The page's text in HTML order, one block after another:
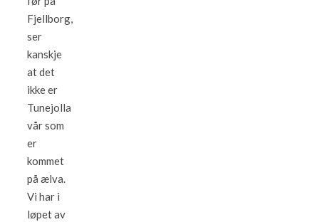
Fjellborg,
ser
kanskje
at det
ikke er
Tunejolla
vår som
er
kommet
på ælva.
Vi har i
løpet av